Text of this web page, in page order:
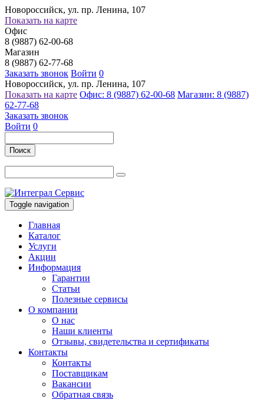
Новороссийск, ул. пр. Ленина, 107
Показать на карте
Офис
8 (9887) 62-00-68
Магазин
8 (9887) 62-77-68
Заказать звонок Войти 0
Новороссийск, ул. пр. Ленина, 107
Показать на карте Офис: 8 (9887) 62-00-68 Магазин: 8 (9887)
62-77-68
Заказать звонок
Войти 0
Поиск
Toggle navigation
Главная
Каталог
Услуги
Акции
Информация
Гарантии
Статьи
Полезные сервисы
О компании
О нас
Наши клиенты
Отзывы, свидетельства и сертификаты
Контакты
Контакты
Поставщикам
Вакансии
Обратная связь